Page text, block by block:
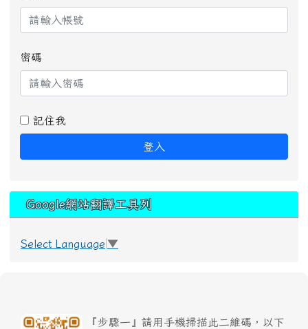
密碼
記住我
登入
Google網站翻譯工具列
Select Language ▼
『步驟一』請用手機掃描此二維碼，以下